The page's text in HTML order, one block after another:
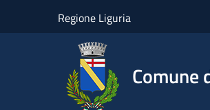
Regione Liguria
Comune